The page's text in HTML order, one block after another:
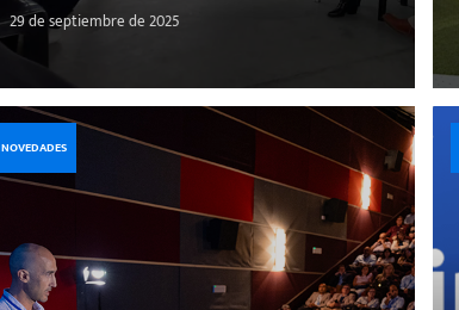
29 de septiembre de 2025
NOVEDADES